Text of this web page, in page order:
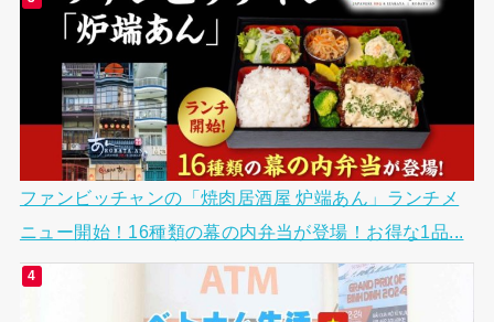
ファンビッチャンの「焼肉居酒屋 炉端あん」ランチメ
ニュー開始！16種類の幕の内弁当が登場！お得な1品...